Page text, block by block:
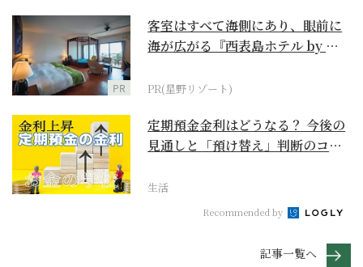
PR
客室はすべて海側にあり、眼前に
海が広がる『西表島ホテル by 星
PR(星野リゾート)
定期預金金利はどうなる？ 今後の
見通しと「預け替え」判断のコツ
生活
Recommended by
記事一覧へ